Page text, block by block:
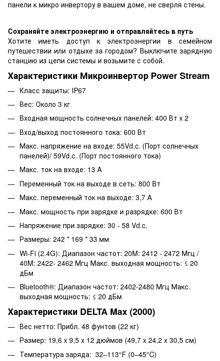
панели к микро инвертору в вашем доме, не сверля стены.
Сохраняйте электроэнергию и отправляйтесь в путь
Хотите иметь доступ к электроэнергии в семейном
путешествии или отдыхе за городом? Выключите зарядную
станцию ​​из цепи системы и возьмите с собой.
Характеристики Микроинвертор Power Stream
Класс защиты: IP67
Вес: Около 3 кг
Входная мощность солнечных панелей: 400 Вт x 2
Вход/выход постоянного тока: 600 Вт
Макс. напряжение на входе: 55Vd.c. (Порт солнечных
панелей)/ 59Vd.c. (Порт постоянного тока)
Макс. ток на входе: 13 A
Переменный ток на выходе в сеть: 800 Вт
Макс. переменный ток на выходе: 3,7 A
Макс. мощность при зарядке и разрядке: 600 Вт
Напряжение при зарядке: 30 - 58 Vd.c.
Размеры: 242 * 169 * 33 мм
Wi-Fi (2.4G): Диапазон частот: 20M: 2412 - 2472 Мгц /
40M: 2422- 2462 Мгц Макс. выходная мощность: ≤ 20
дБм
Bluetooth®: Диапазон частот: 2402-2480 Мгц Макс.
выходная мощность: ≤ 20 дБм
Характеристики DELTA Max (2000)
Вес нетто: Прибл. 48 фунтов (22 кг)
Размер: 19,6 x 9,5 x 12 дюймов (49,7 x 24,2 x 30,5 см)
Температура заряда: 32–113°F (0–45°C)